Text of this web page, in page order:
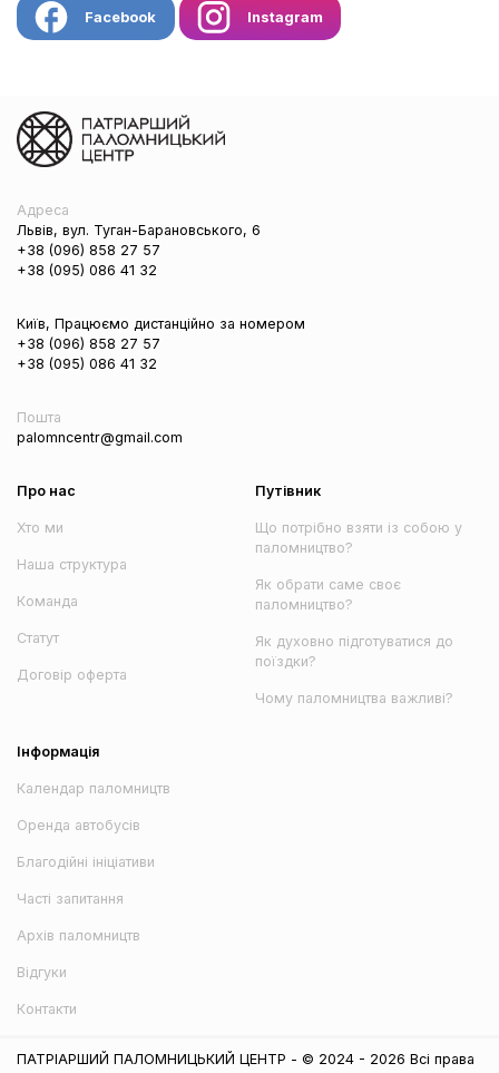
Facebook Instagram
Адреса
Львів, вул. Туган-Барановського, 6
+38 (096) 858 27 57
+38 (095) 086 41 32
Київ, Працюємо дистанційно за номером
+38 (096) 858 27 57
+38 (095) 086 41 32
Пошта
palomncentr@gmail.com
Про нас
Хто ми
Наша структура
Команда
Статут
Договір оферта
Путівник
Що потрібно взяти із собою у
паломництво?
Як обрати саме своє
паломництво?
Як духовно підготуватися до
поїздки?
Чому паломництва важливі?
Інформація
Календар паломництв
Оренда автобусів
Благодійні ініціативи
Часті запитання
Архів паломництв
Відгуки
Контакти
ПАТРІАРШИЙ ПАЛОМНИЦЬКИЙ ЦЕНТР - © 2024 - 2026 Всі права